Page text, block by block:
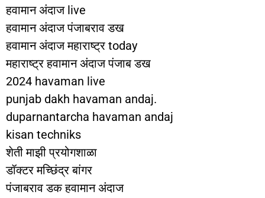
हवामान अंदाज live
हवामान अंदाज पंजाबराव डख
हवामान अंदाज महाराष्ट्र today
महाराष्ट्र हवामान अंदाज पंजाब डख
2024 havaman live
punjab dakh havaman andaj.
duparnantarcha havaman andaj
kisan techniks
शेती माझी प्रयोगशाळा
डॉक्टर मच्छिंद्र बांगर
पंजाबराव डक हवामान अंदाज